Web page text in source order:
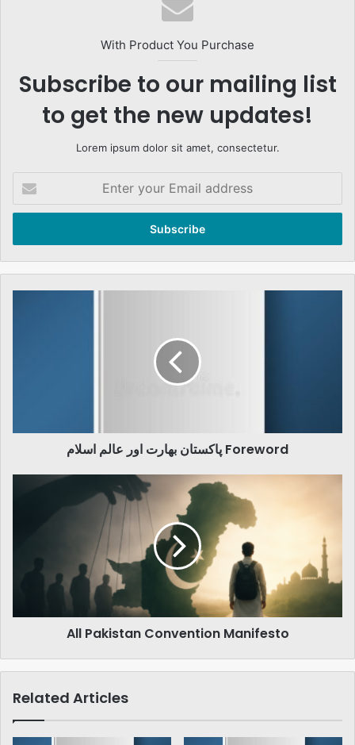
With Product You Purchase
Subscribe to our mailing list
to get the new updates!
Lorem ipsum dolor sit amet, consectetur.
your
Email
پاکستان بھارت اور عالم اسلام Foreword
All Pakistan Convention Manifesto
Related Articles